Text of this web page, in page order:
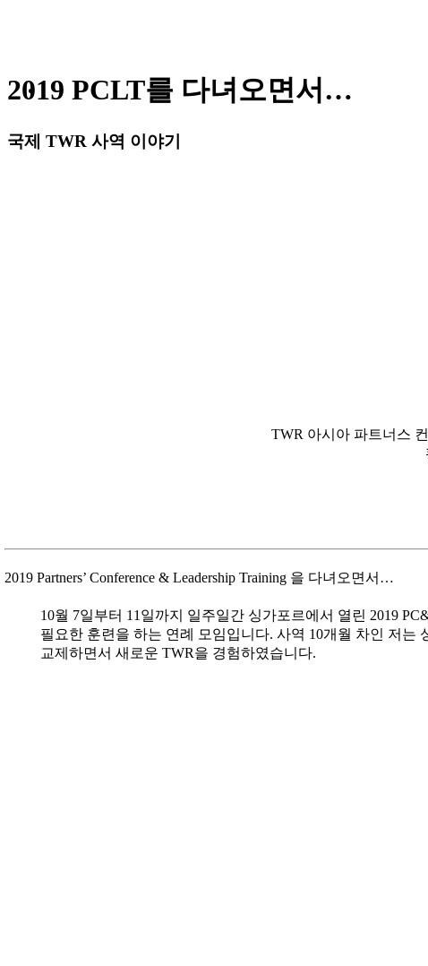
2019 PCLT를 다녀오면서…
국제 TWR 사역 이야기
TWR 아시아 파트너스
2019 Partners’ Conference & Leadership Training 을 다녀오면서…
10월 7일부터 11일까지 일주일간 싱가포르에서 열린 2019
필요한 훈련을 하는 연례 모임입니다. 사역 10개월 차인 저
교제하면서 새로운 TWR을 경험하였습니 다.